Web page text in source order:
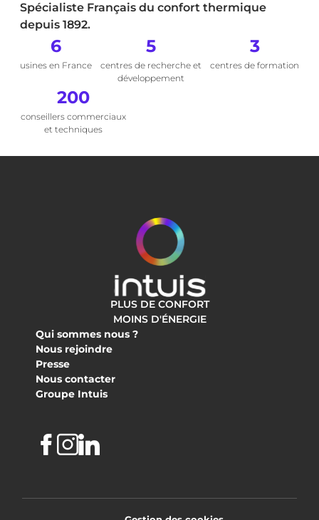
Spécialiste Français du confort thermique
depuis 1892.
6
usines en France
5
centres de recherche et
développement
3
centres de formation
200
conseillers commerciaux
et techniques
PLUS DE CONFORT
MOINS D'ÉNERGIE
Qui sommes nous ?
Nous rejoindre
Presse
Nous contacter
Groupe Intuis
Facebook
Instagram
Linkedin